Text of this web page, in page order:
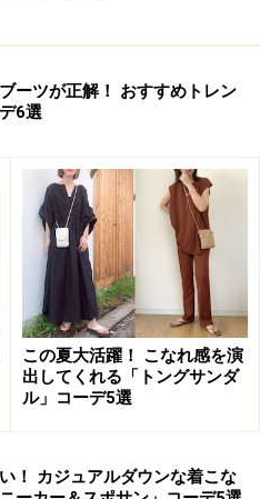
ーツが正解！ おすすめトレン
6選
この夏大活躍！ こなれ感を演
出してくれる「トングサンダ
ル」コーデ5選
！ カジュアルダウンな着こな